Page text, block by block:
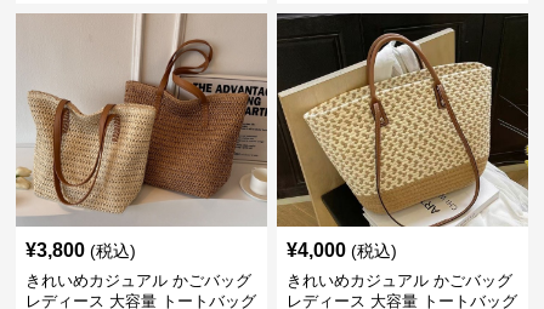
繍デザイン 肩掛け おしゃれ
¥3,800 (税込)
きれいめカジュアル かごバッグ
レディース 大容量 トートバッグ
¥4,000 (税込)
きれいめカジュアル かごバッグ
レディース 大容量 トートバッグ